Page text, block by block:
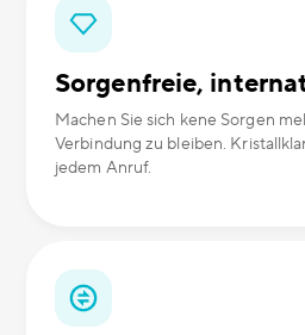
Sorgenfreie,
Machen Sie sich kene Sorgen
Verbindung zu bleiben.
jedem Anruf.